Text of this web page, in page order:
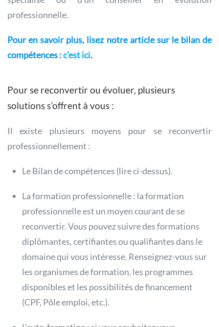
professionnelle.
Pour en savoir plus, lisez notre article sur le bilan de
compétences :c’est ici.
Pour se reconvertir ou évoluer, plusieurs
solutions s’offrent à vous :
Il existe plusieurs moyens pour se reconvertir
professionnellement :
Le Bilan de compétences (lire ci-dessus).
La formation professionnelle : la formation
professionnelle est un moyen courant de se
reconvertir. Vous pouvez suivre des formations
diplômantes, certifiantes ou qualifiantes dans le
domaine qui vous intéresse. Renseignez-vous sur
les organismes de formation, les programmes
disponibles et les possibilités de financement
(CPF, Pôle emploi, etc.).